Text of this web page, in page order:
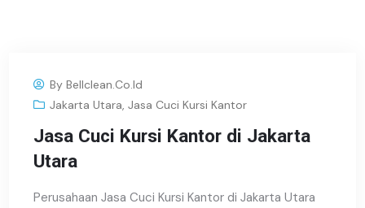
ByBellclean.co.id
Jakarta Utara,Jasa Cuci Kursi Kantor
Jasa Cuci Kursi Kantor di Jakarta
Utara
Perusahaan Jasa Cuci Kursi Kantor di Jakarta Utara